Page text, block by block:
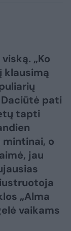
„Ko
klausimą
pati
tapti
mintinai, o
jau
„Alma
vaikams